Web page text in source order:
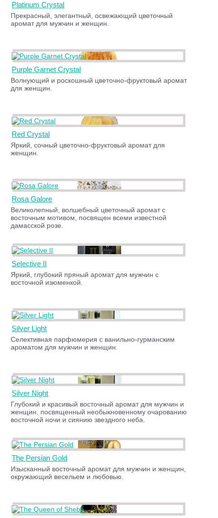
Platinum Crystal
Прекрасный, элегантный, освежающий цветочный
аромат для мужчин и женщин.
Purple Garnet Crystal
Волнующий и роскошный цветочно-фруктовый аромат
для женщин.
Red Crystal
Яркий, сочный цветочно-фруктовый аромат для
женщин.
Rosa Galore
Великолепный, волшебный цветочный аромат с
восточным мотивом, посвящен всеми известной
дамасской розе.
Selective II
Яркий, глубокий пряный аромат для мужчин с
восточной изюменкой.
Silver Light
Селективная парфюмерия с ванильно-гурманским
ароматом для мужчин и женщин.
Silver Night
Глубокий и красивый восточный аромат для мужчин и
женщин, посвященный необыкновенному очарованию
восточной ночи и сиянию звездного неба.
The Persian Gold
Изысканный восточный аромат для мужчин и женщин,
окружающий весельем и любовью.